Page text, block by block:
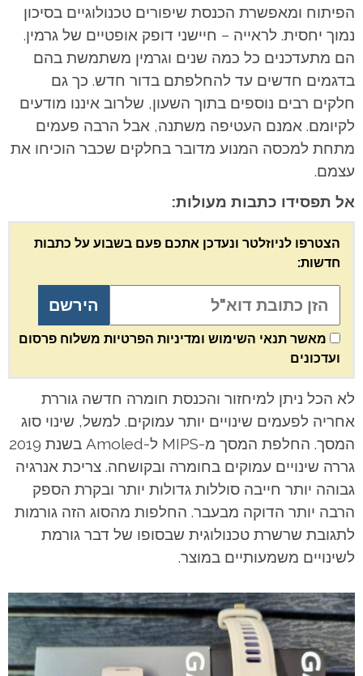
הפיתוח ומאפשרת הכנסת שיפורים טכנולוגיים בסיכון
נמוך יחסית. לראייה – חיישני דופק אופטיים של גרמין.
הם מתעדכנים כל כמה שנים וגרמין משתמשת בהם
בדגמים חדשים עד להחלפתם בדור חדש. כך גם
חלקים רבים נוספים בתוך השעון, שלרוב איננו מודעים
לקיומם. אמנם העטיפה משתנה, אבל הרבה פעמים
מתחת למכסה המנוע מדובר בחלקים שכבר הוכיחו את
עצמם.
אל תפסידו כתבות מעולות:
הצטרפו לניוזלטר ונעדכן אתכם פעם בשבוע על כתבות
חדשות:
מאשר תנאי השימוש ומדיניות הפרטיות משלוח פרסום
ועדכונים
לא הכל ניתן למיחזור והכנסת חומרה חדשה גוררת
אחריה לפעמים שינויים יותר עמוקים. למשל, שינוי סוג
המסך. החלפת המסך מ-MIPS ל-Amoled בשנת 2019
גררה שינויים עמוקים בחומרה ובקושחה. צריכת אנרגיה
גבוהה יותר חייבה סוללות גדולות יותר ובקרת הספק
הרבה יותר הדוקה מבעבר. החלפות מהסוג הזה גורמות
לתגובת שרשרת טכנולוגית שבסופו של דבר גורמת
לשינויים משמעותיים במוצר.